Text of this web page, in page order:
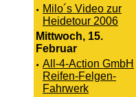
· Milo´s Video zur
Heidetour 2006
Mittwoch, 15.
Februar
· All-4-Action GmbH
Reifen-Felgen-
Fahrwerk